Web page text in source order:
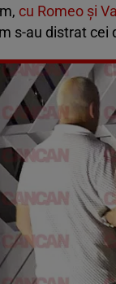
cu Romeo şi
s-au distrat cei